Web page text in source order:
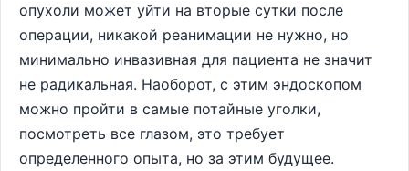
опухоли может уйти на вторые сутки после
операции, никакой реанимации не нужно, но
минимально инвазивная для пациента не значит
не радикальная. Наоборот, с этим эндоскопом
можно пройти в самые потайные уголки,
посмотреть все глазом, это требует
определенного опыта, но за этим будущее.